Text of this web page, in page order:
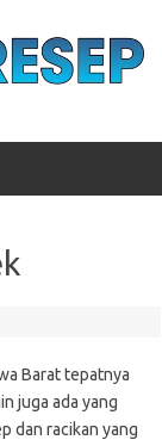
Barat tepatnya
juga ada yang
dan racikan yang